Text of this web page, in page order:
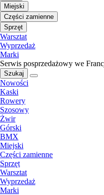
Miejski
Części zamienne
Sprzęt
Warsztat
Wyprzedaż
Marki
Serwis posprzedażowy we
Szukaj
Nowości
Kaski
Rowery
Szosowy
Żwir
Górski
BMX
Miejski
Części zamienne
Sprzęt
Warsztat
Wyprzedaż
Marki